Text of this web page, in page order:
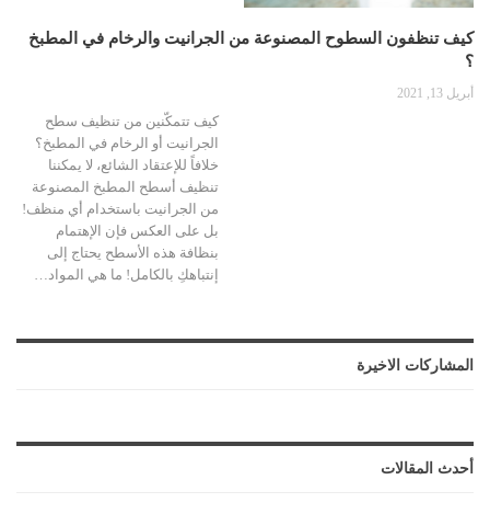
كيف تنظفون السطوح المصنوعة من الجرانيت والرخام في المطبخ
؟
أبريل 13, 2021
كيف تتمكّنين من تنظيف سطح
الجرانيت أو الرخام في المطبخ؟
خلافاً للإعتقاد الشائع، لا يمكننا
تنظيف أسطح المطبخ المصنوعة
من الجرانيت باستخدام أي منظف!
بل على العكس فإن الإهتمام
بنظافة هذه الأسطح يحتاج إلى
إنتباهكِ بالكامل! ما هي المواد…
المشاركات الاخيرة
أحدث المقالات